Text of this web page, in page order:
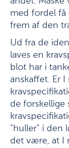
med fordel få
frem af den
Ud fra de
laves en
blot har i
anskaffet. Er
de forskellige
"huller" i den
det være, at I